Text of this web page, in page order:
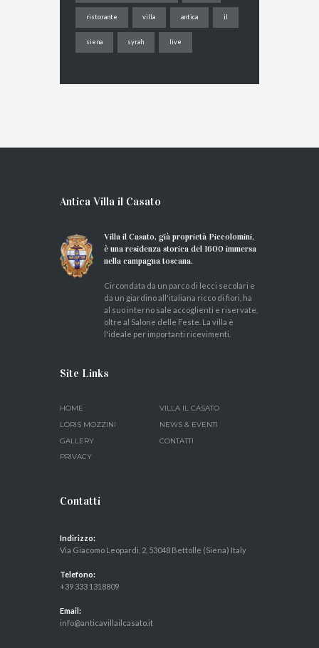
ristorante villa antica il
siena syrah live
Antica Villa il Casato
Villa il Casato, già proprietà Piccolomini,
è una residenza storica del 1600 immersa
nella campagna toscana.
Circondata da un parco di lecci secolari e
da un giardino all'italiana ricco di fiori, ha
al suo interno sale accoglienti e riservate,
oltre al Salone delle Feste. La villa è
l'ideale per importanti ricevimenti.
Site Links
HOME
VILLA IL CASATO
LORIS MOZZINI
NEWS & EVENTI
GALLERY
CONTATTI
PRIVACY
Contatti
Indirizzo:
Via Giacomo Leopardi, 2, 53048 Bettolle (Siena) Italy
Telefono:
+39 333 1318809
Email:
info@anticavillailcasato.it